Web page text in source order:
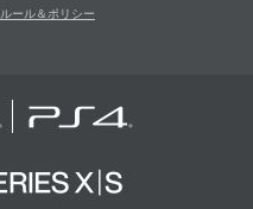
ルール＆ポリシー